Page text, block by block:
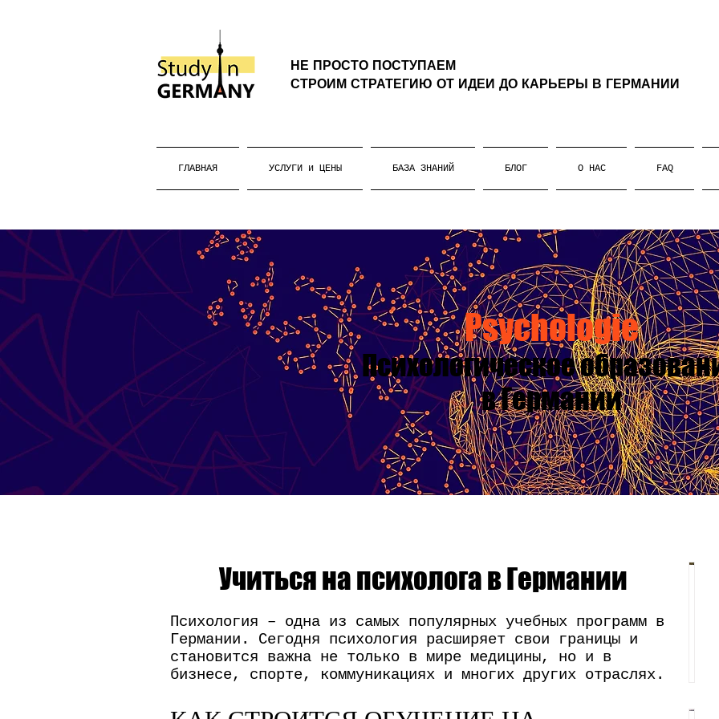
НЕ ПРОСТО ПОСТУПАЕМ
СТРОИМ СТРАТЕГИЮ ОТ ИДЕИ ДО КАРЬЕРЫ В ГЕРМАНИИ
ГЛАВНАЯ УСЛУГИ и ЦЕНЫ БАЗА ЗНАНИЙ БЛОГ О НАС FAQ
Psychologie
Психологическое
в Германии
Учиться на психолога в Германии
Психология – одна из самых популярных учебных программ в
Германии. Сегодня психология расширяет свои границы и
становится важна не только в мире медицины, но и в
бизнесе, спорте, коммуникациях и многих других отраслях.